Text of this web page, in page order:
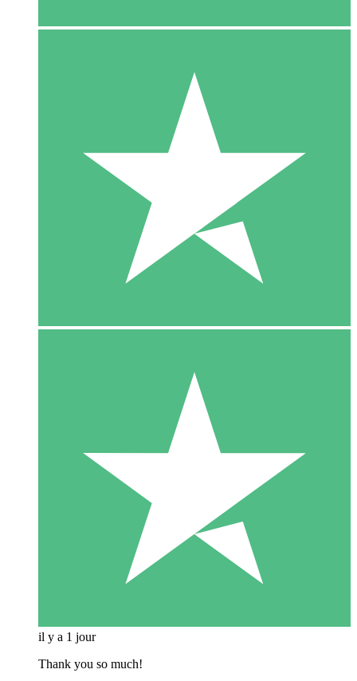
il y a 1 jour
Thank you so much!